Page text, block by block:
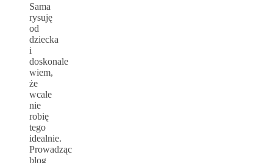
Sama
rysuję
od
dziecka
i
doskonale
wiem,
że
wcale
nie
robię
tego
idealnie.
Prowadząc
blog